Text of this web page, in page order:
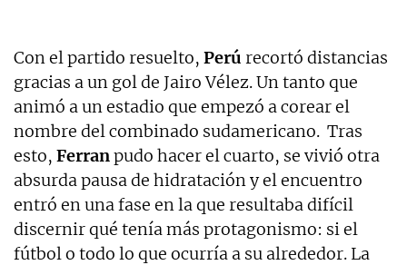
Con el partido resuelto, Perú recortó distancias
gracias a un gol de Jairo Vélez. Un tanto que
animó a un estadio que empezó a corear el
nombre del combinado sudamericano. Tras
esto, Ferranpudo hacer el cuarto, se vivió otra
absurda pausa de hidratación y el encuentro
entró en una fase en la que resultaba difícil
discernir qué tenía más protagonismo: si el
fútbol o todo lo que ocurría a su alrededor. La